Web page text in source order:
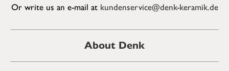
Or write us an e-mail at kundenservice@denk-keramik.de
About Denk